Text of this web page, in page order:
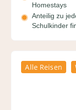
Homestays
Anteilig zu
Schulkinder
Alle Reisen